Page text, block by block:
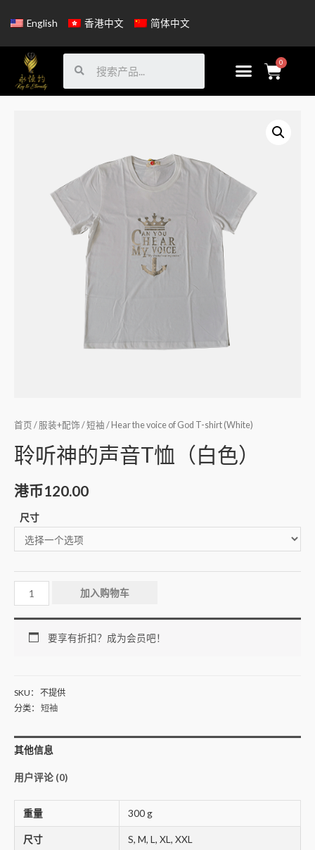
English 香港中文 简体中文
首页 / 服装+配饰 /短袖 / Hear the voice of God T-shirt (White)
聆听神的声音T恤（白色）
港币120.00
尺寸
加入购物车
要享有折扣？成为会员吧！
SKU： 不提供
分类： 短袖
其他信息
用户评论 (0)
重量 300 g
尺寸 S, M, L, XL, XXL